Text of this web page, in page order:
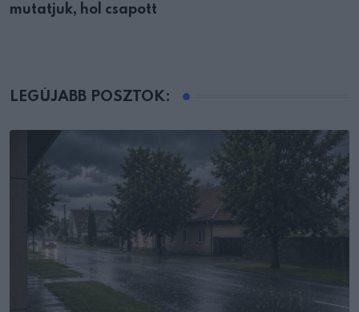
mutatjuk, hol csapott
LEGÚJABB POSZTOK: